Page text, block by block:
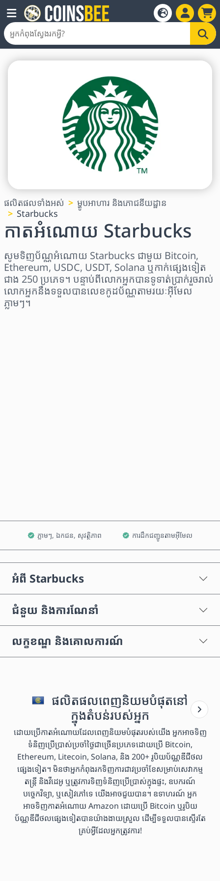
ផលិតផលទាំងអស់
ម្ហូបអាហារ និងភោជនីយដ្ឋាន
Starbucks
កាតអំណោយ Starbucks
សូមទិញប័ណ្ណអំណោយ Starbucks ជាមួយ Bitcoin,
Ethereum, USDC, USDT, Solana ឬកាក់ផ្សេងទៀត
ជាង 250 ប្រភេទ។ បន្ទាប់ពីលោកអ្នកបានទូទាត់ប្រាក់រួចរាល់
លោកអ្នកនឹងទទួលបានលេខកូដប័ណ្ណតាមរយៈអ៊ីមែល
ភ្លាមៗ។
ភ្លាមៗ, ឯកជន, សុវត្ថិភាព ការដឹកជញ្ជូនតាមអ៊ីមែល
អំពី Starbucks
ជំនួយ និងការណែនាំ
លក្ខខណ្ឌ និងគោលការណ៍
ផលិតផលពេញនិយមបំផុតនៅ
ក្នុងតំបន់របស់អ្នក
ដោយប្រើកាតអំណោយដែលពេញនិយមបំផុតរបស់យើង អ្នកអាចទិញ
ទំនិញប្រើប្រាស់ប្រចាំថ្ងៃជាច្រើនប្រភេទដោយប្រើ Bitcoin,
Ethereum, Litecoin, Solana, និង 200+ រូបិយប័ណ្ណឌីជីថល
ផ្សេងទៀត។ មិនថាអ្នកកំពុងរកទិញការជាវប្រចាំខែសម្រាប់សេវាកម្ម
តន្ត្រី និងវីដេអូ ឬត្រូវការទិញទំនិញប្រើប្រាស់ក្នុងផ្ទះ, ឧបករណ៍
បច្ចេកវិទ្យា, ឬសៀវភៅទេ យើងអាចជួយបាន។ ឧទាហរណ៍ អ្នក
អាចទិញកាតអំណោយ Amazon ដោយប្រើ Bitcoin ឬរូបិយ
ប័ណ្ណឌីជីថលផ្សេងទៀតបានយ៉ាងងាយស្រួល ដើម្បីទទួលបានស្ទើរតែ
គ្រប់អ្វីដែលអ្នកត្រូវការ!